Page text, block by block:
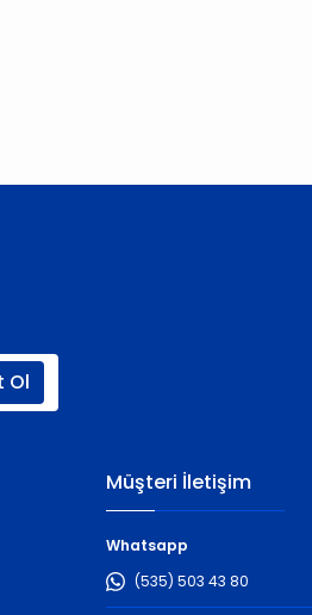
Ol
Müşteri İletişim
Whatsapp
(535) 503 43 80